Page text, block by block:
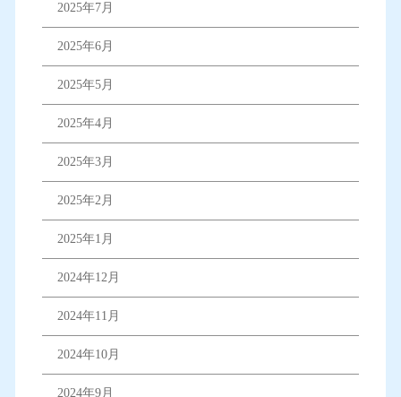
2025年7月
2025年6月
2025年5月
2025年4月
2025年3月
2025年2月
2025年1月
2024年12月
2024年11月
2024年10月
2024年9月